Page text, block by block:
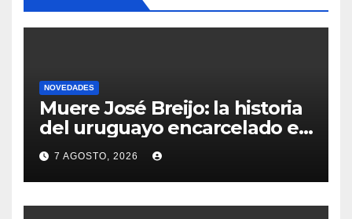
NOVEDADES
Muere José Breijo: la historia
del uruguayo encarcelado en
Venezuela por una foto y que
al salir encontró su casa
ocupada por el policía que lo
detuvo
7 AGOSTO, 2026